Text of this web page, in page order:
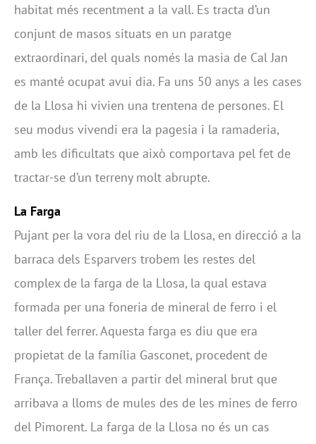
habitat més recentment a la vall. Es tracta d’un
conjunt de masos situats en un paratge
extraordinari, del quals només la masia de Cal Jan
es manté ocupat avui dia. Fa uns 50 anys a les cases
de la Llosa hi vivien una trentena de persones. El
seu modus vivendi era la pagesia i la ramaderia,
amb les dificultats que això comportava pel fet de
tractar-se d’un terreny molt abrupte.
La Farga
Pujant per la vora del riu de la Llosa, en direcció a la
barraca dels Esparvers trobem les restes del
complex de la farga de la Llosa, la qual estava
formada per una foneria de mineral de ferro i el
taller del ferrer. Aquesta farga es diu que era
propietat de la família Gasconet, procedent de
França. Treballaven a partir del mineral brut que
arribava a lloms de mules des de les mines de ferro
del Pimorent. La farga de la Llosa no és un cas